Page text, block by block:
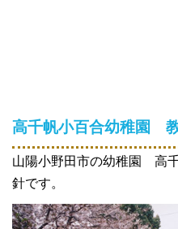
高千帆小百合幼稚園
山陽小野田市の幼稚園 高
針です。